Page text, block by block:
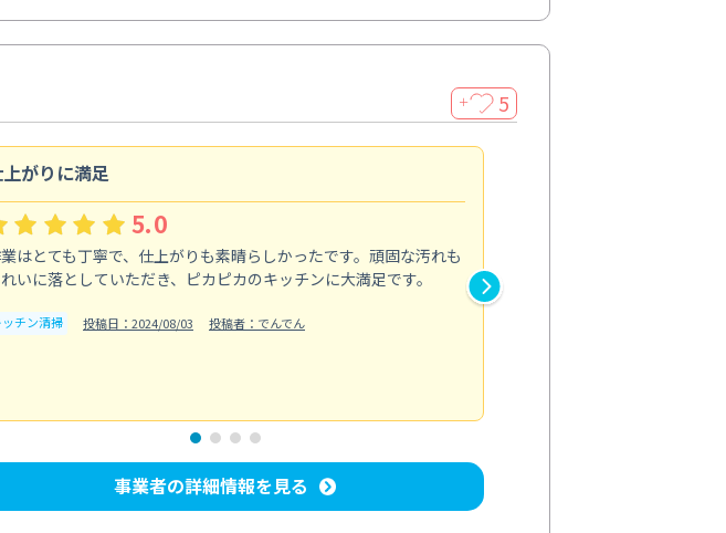
＋ 5
がりに満足
5.0
はとても丁寧で、仕上がりも素晴らしかったです。頑固な汚れも
いに落としていただき、ピカピカのキッチンに大満足です。
ッチン清掃 投稿日：2024/08/03 投稿者：でんでん
事業者の詳細情報を見る